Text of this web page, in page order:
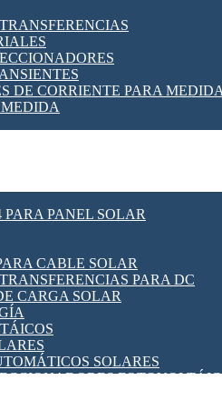
DE CORRIENTE PARA
PANEL SOLAR
CABLE SOLAR
PARA DC
CARGA SOLAR
SOLARES